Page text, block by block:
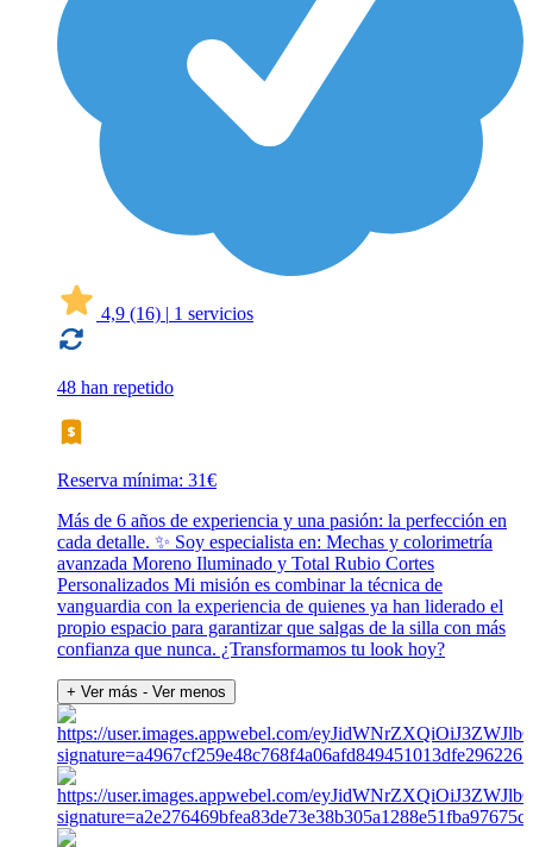
4,9 (16) | 1 servicios
48 han repetido
Reserva mínima: 31€
Más de 6 años de experiencia y una pasión: la perfección en
cada detalle. ✨ Soy especialista en: Mechas y colorimetría
avanzada Moreno Iluminado y Total Rubio Cortes
Personalizados Mi misión es combinar la técnica de
vanguardia con la experiencia de quienes ya han liderado el
propio espacio para garantizar que salgas de la silla con más
confianza que nunca. ¿Transformamos tu look hoy?
+ Ver más - Ver menos